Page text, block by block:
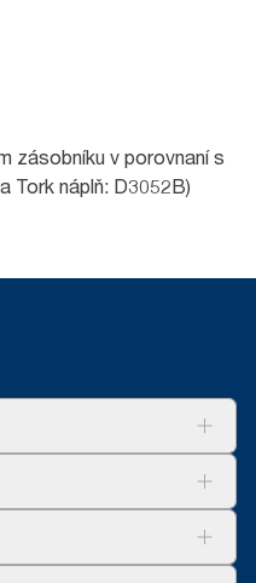
zásobníku v porovnaní s
Tork náplň: D3052B)